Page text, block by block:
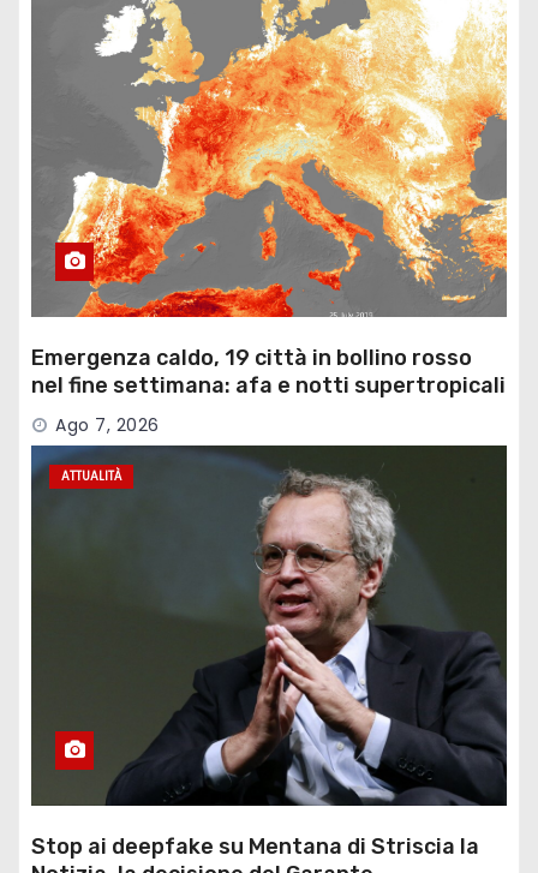
Emergenza caldo, 19 città in bollino rosso
nel fine settimana: afa e notti supertropicali
… Ago 7, 2026
ATTUALITÀ
Stop ai deepfake su Mentana di Striscia la